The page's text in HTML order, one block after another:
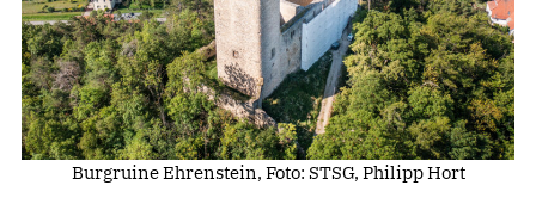
Burgruine Ehrenstein, Foto: STSG, Philipp Hort